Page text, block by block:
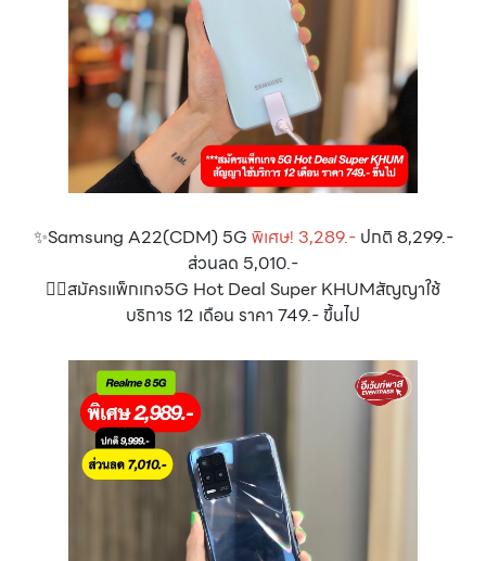
✨Samsung A22(CDM) 5G พิเศษ! 3,289.-ปกติ 8,299.-
ส่วนลด 5,010.-
👉🏻สมัครแพ็กเกจ5G Hot Deal Super KHUMสัญญาใช้
บริการ 12 เดือน ราคา 749.- ขึ้นไป